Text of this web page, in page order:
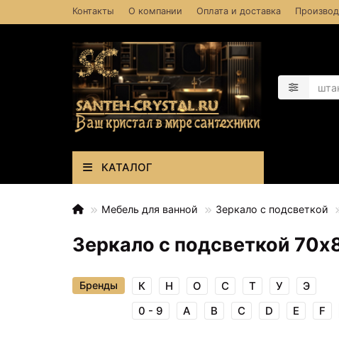
Контакты О компании Оплата и доставка
КАТАЛОГ
Мебель для ванной Зеркало с подсветкой
Зеркало с подсветкой
Бренды
0 - 9 A B C D E F
К Н О С Т У Э